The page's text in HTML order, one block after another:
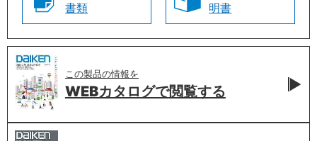
書類
明書
この製品の情報を
WEBカタログで閲覧する